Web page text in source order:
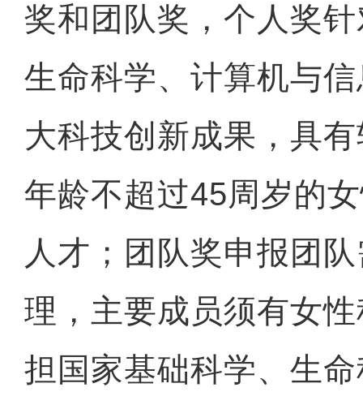
奖和团队奖，个人奖
生命科学、计算机与
大科技创新成果，具
年龄不超过45周岁的
人才；团队奖申报团
理，主要成员须有女
担国家基础科学、生